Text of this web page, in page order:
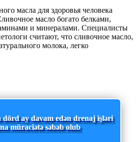
масла для здоровья человека
масло богато белками,
и минералами. Специалисты
считают, что сливочное масло,
молока, легко
dörd ay davam edən drenaj işləri
müraciətə səbəb olub